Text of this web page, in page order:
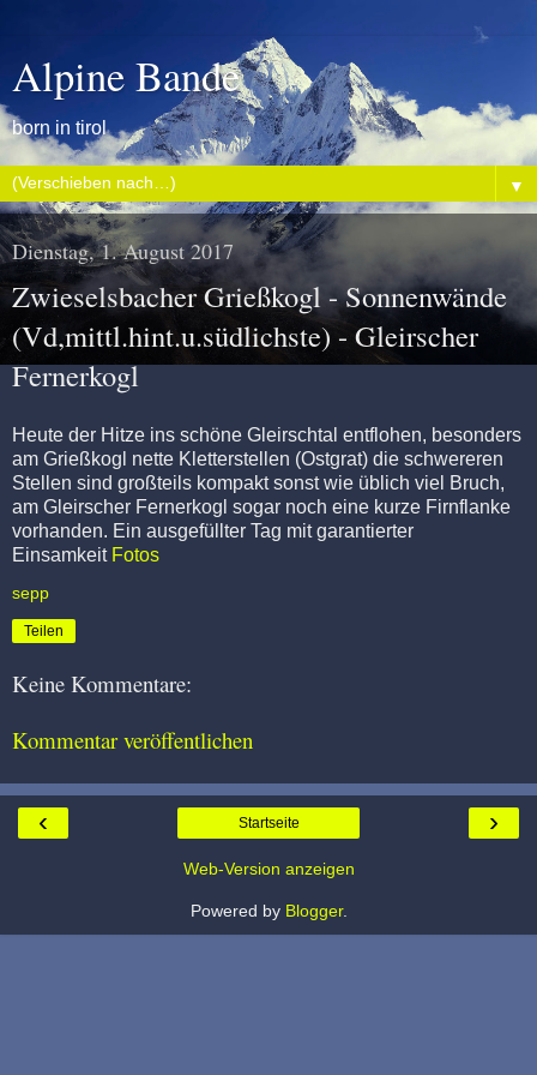
Alpine Bande
born in tirol
▼
Dienstag, 1. August 2017
Zwieselsbacher Grießkogl - Sonnenwände
(Vd,mittl.hint.u.südlichste) - Gleirscher
Fernerkogl
Heute der Hitze ins schöne Gleirschtal entflohen, besonders
am Grießkogl nette Kletterstellen (Ostgrat) die schwereren
Stellen sind großteils kompakt sonst wie üblich viel Bruch,
am Gleirscher Fernerkogl sogar noch eine kurze Firnflanke
vorhanden. Ein ausgefüllter Tag mit garantierter
Einsamkeit Fotos
sepp
Teilen
Keine Kommentare:
Kommentar veröffentlichen
‹ ›
Startseite
Web-Version anzeigen
Powered by Blogger.